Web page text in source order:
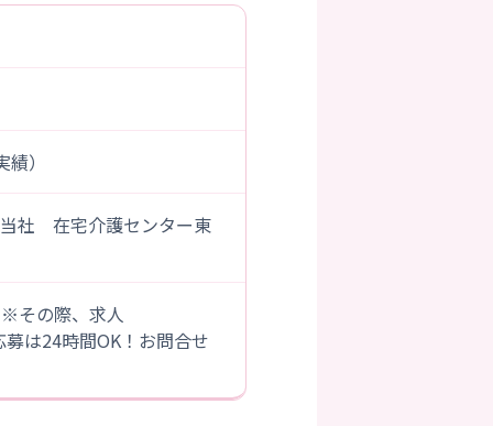
）
社 在宅介護センター東
その際、求人
は24時間OK！お問合せ